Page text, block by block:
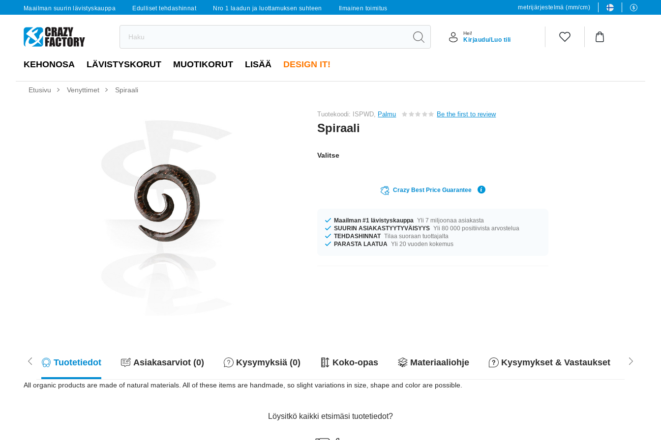
Maailman suurin lävistyskauppa Edulliset tehdashinnat Nro 1 laadun ja luottamuksen suhteen Ilmainen toimitus metrijärjestelmä (mm/cm)
Hei!
Kirjaudu/Luo tili
KEHONOSA LÄVISTYSKORUT MUOTIKORUT LISÄÄ DESIGN IT!
Etusivu Venyttimet Spiraali
Tuotekoodi: ISPWD, Palmu Be the first to review
Spiraali
Valitse
Crazy Best Price Guarantee
Maailman #1 lävistyskauppa Yli 7 miljoonaa asiakasta
SUURIN ASIAKASTYYTYVÄISYYS Yli 80 000 positiivista arvostelua
TEHDASHINNAT Tilaa suoraan tuottajalta
PARASTA LAATUA Yli 20 vuoden kokemus
Tuotetiedot Asiakasarviot (0) Kysymyksiä (0) Koko-opas Materiaaliohje Kysymykset & Vastaukset
All organic products are made of natural materials. All of these items are handmade, so slight variations in size, shape and color are possible.
Löysitkö kaikki etsimäsi tuotetiedot?